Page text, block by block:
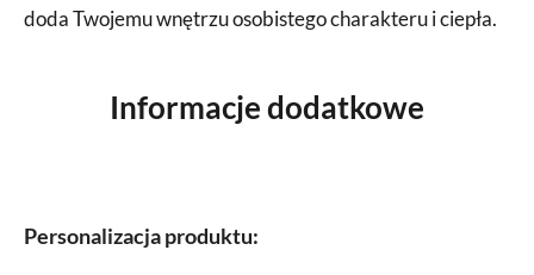
doda Twojemu wnętrzu osobistego charakteru i ciepła.
Informacje dodatkowe
Personalizacja produktu: